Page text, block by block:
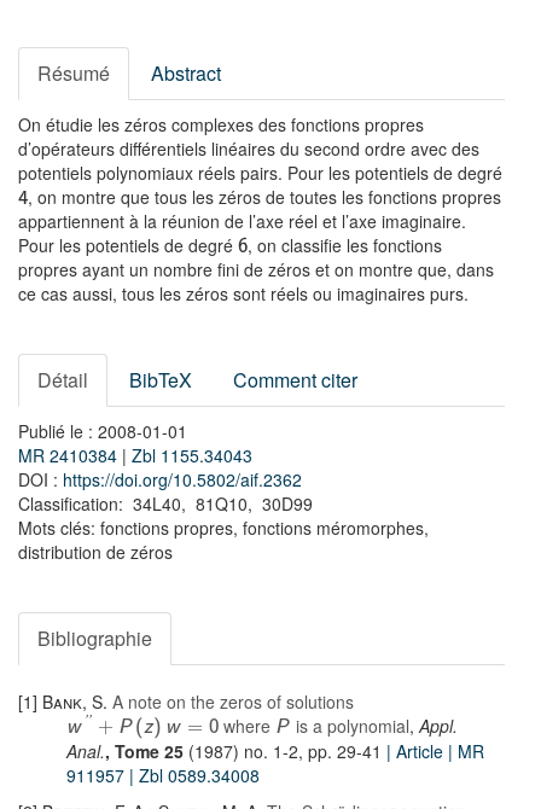
Résumé Abstract
On étudie les zéros complexes des fonctions propres
d’opérateurs différentiels linéaires du second ordre avec des
potentiels polynomiaux réels pairs. Pour les potentiels de degré
4, on montre que tous les zéros de toutes les fonctions propres
appartiennent à la réunion de l’axe réel et l’axe imaginaire.
Pour les potentiels de degré 6, on classifie les fonctions
propres ayant un nombre fini de zéros et on montre que, dans
ce cas aussi, tous les zéros sont réels ou imaginaires purs.
Détail BibTeX Comment citer
Publié le : 2008-01-01
MR 2410384 | Zbl 1155.34043
DOI : https://doi.org/10.5802/aif.2362
Classification: 34L40, 81Q10, 30D99
Mots clés: fonctions propres, fonctions méromorphes,
distribution de zéros
Bibliographie
[1] Bank, S. A note on the zeros of solutions
w '' + P (z) w = 0 where P is a polynomial,Appl.
Anal., Tome 25 (1987) no. 1-2, pp. 29-41 | Article | MR
911957 | Zbl 0589.34008